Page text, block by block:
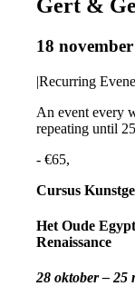
Gert &
18
|Recurring
An event every
repeating until
- €65,
Cursus
Het Oude
Renaissance
28 oktober – 25